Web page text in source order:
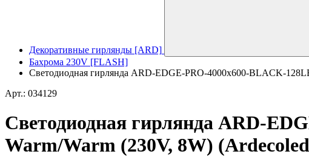
Декоративные гирлянды [ARD]
Бахрома 230V [FLASH]
Светодиодная гирлянда ARD-EDGE-PRO-4000x600-BLACK-
Арт.: 034129
Светодиодная гирлянда ARD-
Warm/Warm (230V, 8W)